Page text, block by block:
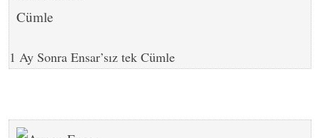
1 Ay Sonra Ensar’sız tek Cümle